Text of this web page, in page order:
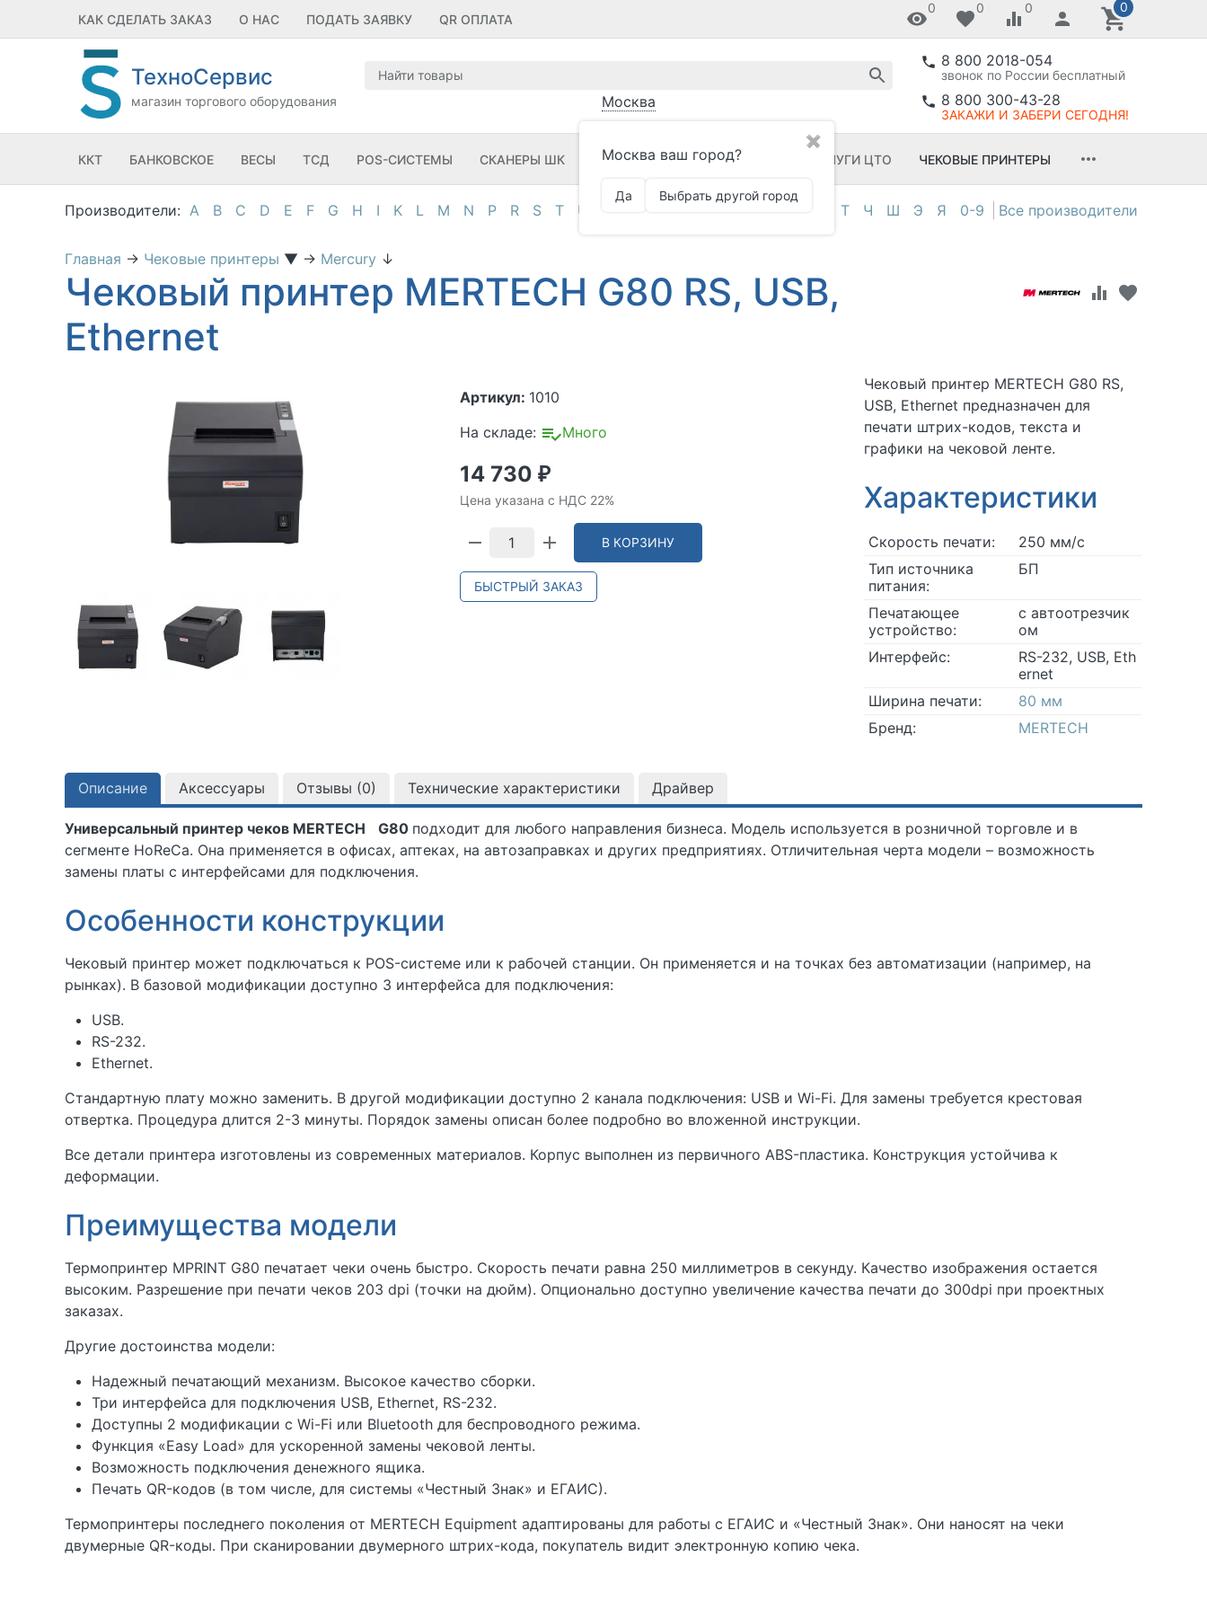
КАК СДЕЛАТЬ ЗАКАЗ О НАС ПОДАТЬ ЗАЯВКУ QR ОПЛАТА
0 0 0 0
ТехноСервис
магазин торгового оборудования Москва
✖
Москва ваш город?
Да Выбрать другой город
8 800 2018-054
звонок по России бесплатный
8 800 300-43-28
ЗАКАЖИ И ЗАБЕРИ СЕГОДНЯ!
ККТ БАНКОВСКОЕ ВЕСЫ ТСД POS-СИСТЕМЫ СКАНЕРЫ ШК ПРИНТЕРЫ ШК ПО УСЛУГИ ЦТО ЧЕКОВЫЕ ПРИНТЕРЫ
A B C D E F G H I K L M N P R S T U Т Ч Ш Э Я 0-9
Главная → Чековые принтеры ▼ → Mercury ↓
Чековый принтер MERTECH G80 RS, USB,
Ethernet
Артикул: 1010
На складе:
Много
14 730 ₽
Цена указана с НДС 22%
В КОРЗИНУ
БЫСТРЫЙ ЗАКАЗ
Чековый принтер MERTECH G80 RS,
USB, Ethernet предназначен для
печати штрих-кодов, текста и
графики на чековой ленте.
Характеристики
Скорость печати:
250 мм/с
Тип источника
питания:
БП
Печатающее
устройство:
с автоотрезчик
ом
Интерфейс:
RS-232, USB, Eth
ernet
Ширина печати:
80 мм
Бренд:
MERTECH
Описание Аксессуары Отзывы (0) Технические характеристики Драйвер
Универсальный принтер чеков MERTECH G80 подходит для любого направления бизнеса. Модель используется в розничной торговле и в
сегменте HoReCa. Она применяется в офисах, аптеках, на автозаправках и других предприятиях. Отличительная черта модели – возможность
замены платы с интерфейсами для подключения.
Особенности конструкции
Чековый принтер может подключаться к POS-системе или к рабочей станции. Он применяется и на точках без автоматизации (например, на
рынках). В базовой модификации доступно 3 интерфейса для подключения:
USB.
RS-232.
Ethernet.
Стандартную плату можно заменить. В другой модификации доступно 2 канала подключения: USB и Wi-Fi. Для замены требуется крестовая
отвертка. Процедура длится 2-3 минуты. Порядок замены описан более подробно во вложенной инструкции.
Все детали принтера изготовлены из современных материалов. Корпус выполнен из первичного ABS-пластика. Конструкция устойчива к
деформации.
Преимущества модели
Термопринтер MPRINT G80 печатает чеки очень быстро. Скорость печати равна 250 миллиметров в секунду. Качество изображения остается
высоким. Разрешение при печати чеков 203 dpi (точки на дюйм). Опционально доступно увеличение качества печати до 300dpi при проектных
заказах.
Другие достоинства модели:
Надежный печатающий механизм. Высокое качество сборки.
Три интерфейса для подключения USB, Ethernet, RS-232.
Доступны 2 модификации с Wi-Fi или Bluetooth для беспроводного режима.
Функция «Easy Load» для ускоренной замены чековой ленты.
Возможность подключения денежного ящика.
Печать QR-кодов (в том числе, для системы «Честный Знак» и ЕГАИС).
Термопринтеры последнего поколения от MERTECH Equipment адаптированы для работы с ЕГАИС и «Честный Знак». Они наносят на чеки
двумерные QR-коды. При сканировании двумерного штрих-кода, покупатель видит электронную копию чека.